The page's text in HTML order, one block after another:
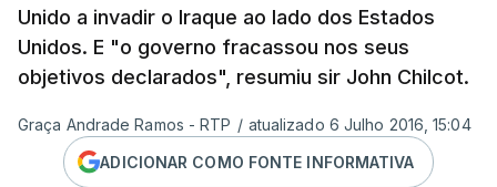
Unido a invadir o Iraque ao lado dos Estados
Unidos. E "o governo fracassou nos seus
objetivos declarados", resumiu sir John Chilcot.
Graça Andrade Ramos - RTP / atualizado 6 Julho 2016, 15:04
ADICIONAR COMO FONTE INFORMATIVA